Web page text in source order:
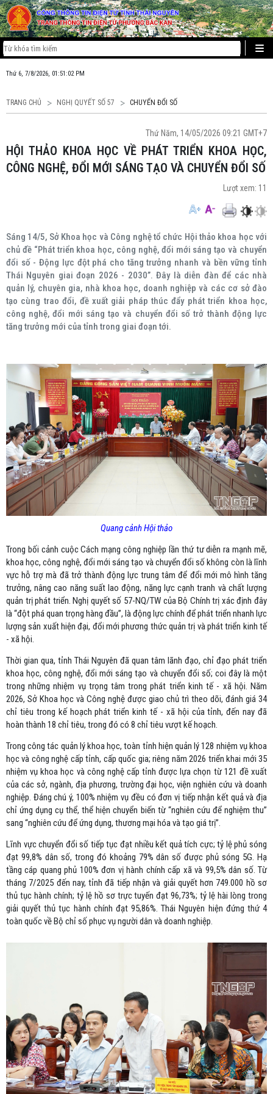
Thứ 6, 7/8/2026, 01:51:03 PM
TRANG CHỦ NGHỊ QUYẾT SỐ 57 CHUYỂN ĐỔI SỐ
Thứ Năm, 14/05/2026 09:21 GMT+7
HỘI THẢO KHOA HỌC VỀ PHÁT TRIỂN KHOA HỌC,
CÔNG NGHỆ, ĐỔI MỚI SÁNG TẠO VÀ CHUYỂN ĐỔI SỐ
Lượt xem: 11
Sáng 14/5, Sở Khoa học và Công nghệ tổ chức Hội thảo khoa học với
chủ đề “Phát triển khoa học, công nghệ, đổi mới sáng tạo và chuyển
đổi số - Động lực đột phá cho tăng trưởng nhanh và bền vững tỉnh
Thái Nguyên giai đoạn 2026 - 2030”. Đây là diễn đàn để các nhà
quản lý, chuyên gia, nhà khoa học, doanh nghiệp và các cơ sở đào
tạo cùng trao đổi, đề xuất giải pháp thúc đẩy phát triển khoa học,
công nghệ, đổi mới sáng tạo và chuyển đổi số trở thành động lực
tăng trưởng mới của tỉnh trong giai đoạn tới.
Quang cảnh Hội thảo
Trong bối cảnh cuộc Cách mạng công nghiệp lần thứ tư diễn ra mạnh mẽ,
khoa học, công nghệ, đổi mới sáng tạo và chuyển đổi số không còn là lĩnh
vực hỗ trợ mà đã trở thành động lực trung tâm để đổi mới mô hình tăng
trưởng, nâng cao năng suất lao động, năng lực cạnh tranh và chất lượng
quản trị phát triển. Nghị quyết số 57-NQ/TW của Bộ Chính trị xác định đây
là “đột phá quan trọng hàng đầu”, là động lực chính để phát triển nhanh lực
lượng sản xuất hiện đại, đổi mới phương thức quản trị và phát triển kinh tế
- xã hội.
Thời gian qua, tỉnh Thái Nguyên đã quan tâm lãnh đạo, chỉ đạo phát triển
khoa học, công nghệ, đổi mới sáng tạo và chuyển đổi số; coi đây là một
trong những nhiệm vụ trọng tâm trong phát triển kinh tế - xã hội. Năm
2026, Sở Khoa học và Công nghệ được giao chủ trì theo dõi, đánh giá 34
chỉ tiêu trong kế hoạch phát triển kinh tế - xã hội của tỉnh, đến nay đã
hoàn thành 18 chỉ tiêu, trong đó có 8 chỉ tiêu vượt kế hoạch.
Trong công tác quản lý khoa học, toàn tỉnh hiện quản lý 128 nhiệm vụ khoa
học và công nghệ cấp tỉnh, cấp quốc gia; riêng năm 2026 triển khai mới 35
nhiệm vụ khoa học và công nghệ cấp tỉnh được lựa chọn từ 121 đề xuất
của các sở, ngành, địa phương, trường đại học, viện nghiên cứu và doanh
nghiệp. Đáng chú ý, 100% nhiệm vụ đều có đơn vị tiếp nhận kết quả và địa
chỉ ứng dụng cụ thể, thể hiện chuyển biến từ “nghiên cứu để nghiệm thu”
sang “nghiên cứu để ứng dụng, thương mại hóa và tạo giá trị”.
Lĩnh vực chuyển đổi số tiếp tục đạt nhiều kết quả tích cực; tỷ lệ phủ sóng
đạt 99,8% dân số, trong đó khoảng 79% dân số được phủ sóng 5G. Hạ
tầng cáp quang phủ 100% đơn vị hành chính cấp xã và 99,5% dân số. Từ
tháng 7/2025 đến nay, tỉnh đã tiếp nhận và giải quyết hơn 749.000 hồ sơ
thủ tục hành chính; tỷ lệ hồ sơ trực tuyến đạt 96,73%; tỷ lệ hài lòng trong
giải quyết thủ tục hành chính đạt 95,86%. Thái Nguyên hiện đứng thứ 4
toàn quốc về Bộ chỉ số phục vụ người dân và doanh nghiệp.